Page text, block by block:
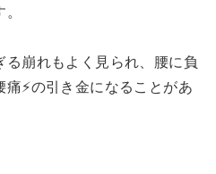
崩れもよく見られ、腰に負
⚡の引き金になることがあ